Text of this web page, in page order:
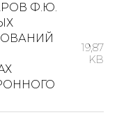
Ф.Ю.
19,87
KB